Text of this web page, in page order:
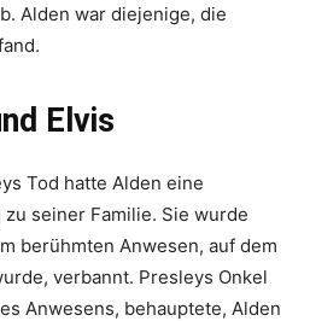
Alden war diejenige, die
Elvis
Tod hatte Alden eine
seiner Familie. Sie wurde
berühmten Anwesen, auf dem
verbannt. Presleys Onkel
Anwesens, behauptete, Alden